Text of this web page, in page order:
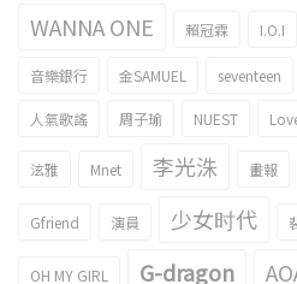
WANNA ONE 賴冠霖 I.O.I
音樂銀行 金SAMUEL seventeen
人氣歌謠 周子瑜 NUEST
泫雅 Mnet 李光洙 畫報
Gfriend 演員 少女时代
OH MY GIRL G-dragon